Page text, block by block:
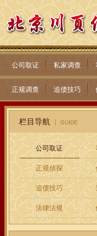
公司取证 私家调查
正规调查 追债技巧
栏目导航 GUIDE
公司取证
正规侦探
追债技巧
法律法规